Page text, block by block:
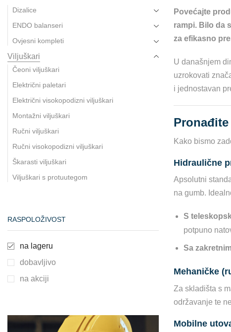
Povećajte
rampi. Bilo da
za efikasno
U današnjem
uzrokovati
i jednostavan
Kako bismo
Hidraulične
Apsolutni
na gumb.
S
potpuno
Sa
Mehaničke
Za skladišta s
održavanje te
Mobilne
Dizalice
ENDO balanseri
Ovjesni kompleti
Viljuškari
Čeoni viljuškari
Električni paletari
Električni visokopodizni viljuškari
Montažni viljuškari
Ručni viljuškari
Ručni visokopodizni viljuškari
Škarasti viljuškari
Viljuškari s protuutegom
RASPOLOŽIVOST
na lageru
dobavljivo
na akciji